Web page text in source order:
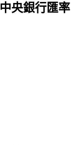
中央銀行匯率